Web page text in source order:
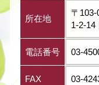
所在地
〒
1-2-14
電話番号 03-
FAX 03-